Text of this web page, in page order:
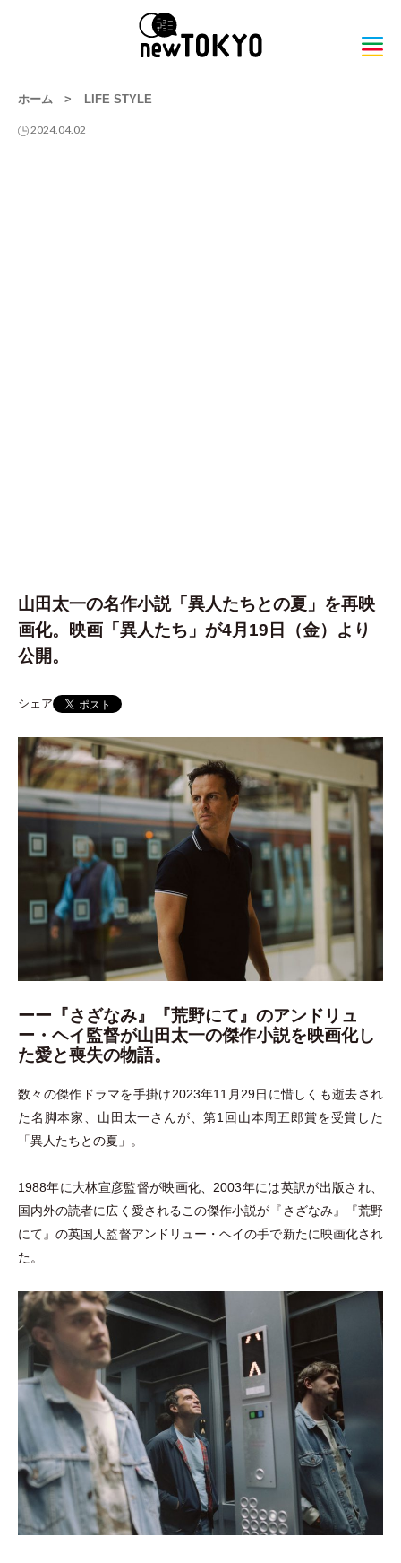
ホーム > LIFE STYLE
2024.04.02
山田太一の名作小説「異人たちとの夏」を再映
画化。映画「異人たち」が4月19日（金）より
公開。
シェア
ーー『さざなみ』『荒野にて』のアンドリュ
ー・ヘイ監督が山田太一の傑作小説を映画化し
た愛と喪失の物語。
数々の傑作ドラマを手掛け2023年11月29日に惜しくも逝去され
た名脚本家、山田太一さんが、第1回山本周五郎賞を受賞した
「異人たちとの夏 」 。
1988年に大林宣彦監督が映画化、2003年には英訳が出版され、
国内外の読者に広く愛されるこの傑作小説が『さざなみ』『荒野
にて』の英国人監督アンドリュー ・ヘイの手で新たに映画化され
た。